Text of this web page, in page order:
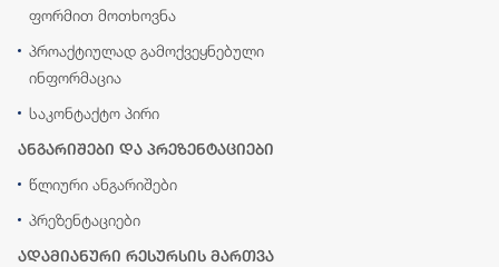
ფორმით მოთხოვნა
პროაქტიულად გამოქვეყნებული
ინფორმაცია
საკონტაქტო პირი
ანგარიშები და პრეზენტაციები
წლიური ანგარიშები
პრეზენტაციები
ადამიანური რესურსის მართვა